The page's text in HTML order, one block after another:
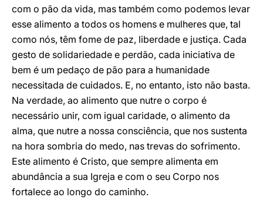
com o pão da vida, mas também como podemos levar
esse alimento a todos os homens e mulheres que, tal
como nós, têm fome de paz, liberdade e justiça. Cada
gesto de solidariedade e perdão, cada iniciativa de
bem é um pedaço de pão para a humanidade
necessitada de cuidados. E, no entanto, isto não basta.
Na verdade, ao alimento que nutre o corpo é
necessário unir, com igual caridade, o alimento da
alma, que nutre a nossa consciência, que nos sustenta
na hora sombria do medo, nas trevas do sofrimento.
Este alimento é Cristo, que sempre alimenta em
abundância a sua Igreja e com o seu Corpo nos
fortalece ao longo do caminho.